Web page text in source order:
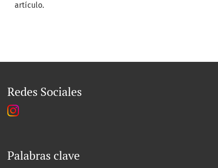
artículo.
Redes Sociales
Palabras clave